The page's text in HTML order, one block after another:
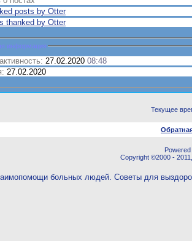
posts by Otter
thanked by Otter
информация
27.02.2020 08:48
27.02.2020
Текущее
Copyright ©2000 -
больных людей. Советы для